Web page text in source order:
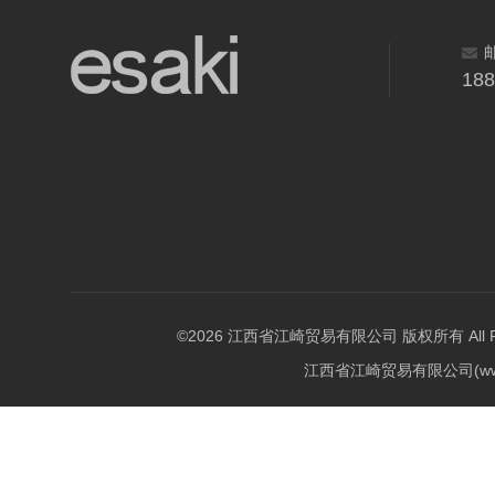
©2026 江西省江崎贸易有限公司 版权所有 All
江西省江崎贸易有限公司